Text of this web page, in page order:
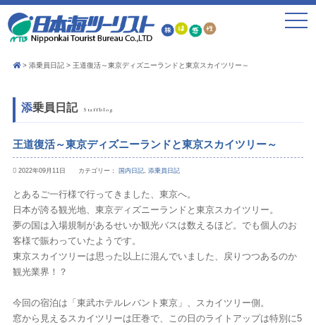
toggle
添乗員日記 王道復活～東京ディズニーランドと東京スカイツリー～
添乗員日記 Staffblog
王道復活～東京ディズニーランドと東京スカイツリー～
2022年09月11日 カテゴリー： 国内日記, 添乗員日記
とあるご一行様で行ってきました、東京へ。
日本が誇る観光地、東京ディズニーランドと東京スカイツリー。
夢の国は入場規制があるせいか観光バスは数えるほど。でも個人のお
客様で賑わっていたようです。
東京スカイツリーは思った以上に混んでいました、戻りつつあるのか
観光業界！？
今回の宿泊は「東武ホテルレバント東京」、スカイツリー側。
窓から見えるスカイツリーは圧巻で、この日のライトアップは特別に5